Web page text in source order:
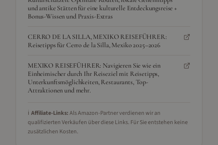
und antike Stätten für eine kulturelle Entdeckungsreise +
Bonus-Wissen und Praxis-Extras
CERRO DE LA SILLA, MEXIKO REISEFÜHRER:
Reisetipps für Cerro de la Silla, Mexiko 2025–2026
MEXIKO REISEFÜHRER: Navigieren Sie wie ein
Einheimischer durch Ihr Reiseziel mit Reisetipps,
Unterkunftsmöglichkeiten, Restaurants, Top-
Attraktionen und mehr.
ℹ️ Affiliate-Links:Als Amazon-Partner verdienen wir an
qualifizierten Verkäufen über diese Links. Für Sie entstehen keine
zusätzlichen Kosten.